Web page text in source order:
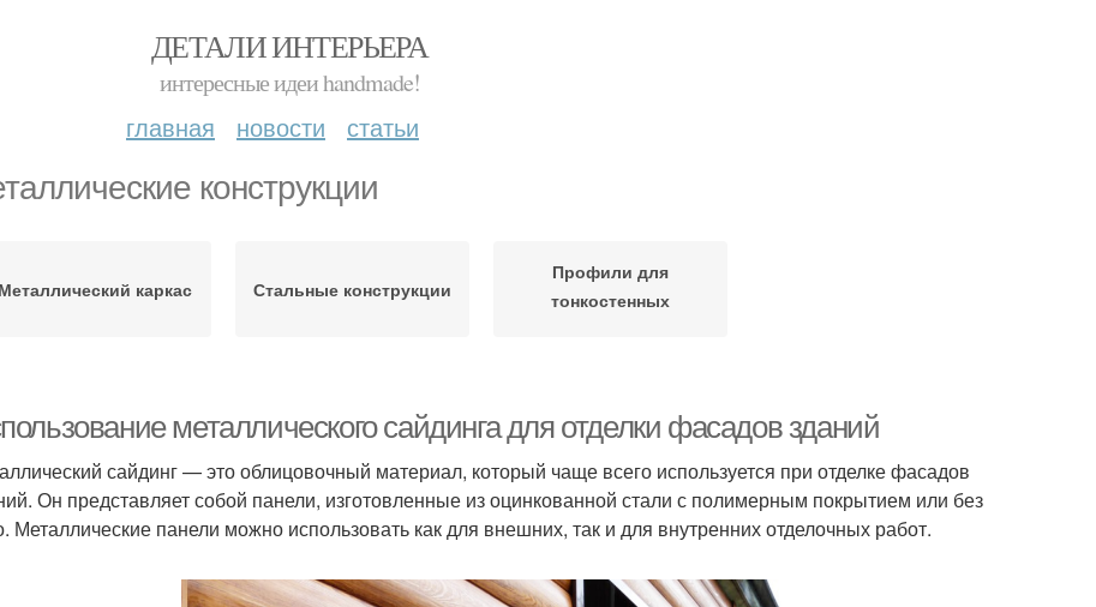
ДЕТАЛИ ИНТЕРЬЕРА
интересные идеи handmade!
главная новости статьи
конструкции
Металлический каркас Стальные конструкции
Профили для
тонкостенных
металлического сайдинга для отделки фасадов зданий
сайдинг — это облицовочный материал, который чаще всего используется при отделке фасадов
Он представляет собой панели, изготовленные из оцинкованной стали с полимерным покрытием или без
Металлические панели можно использовать как для внешних, так и для внутренних отделочных работ.